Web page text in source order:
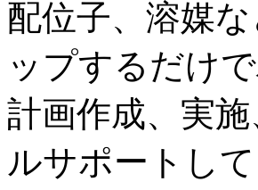
配位子、溶媒
ップするだけ
計画作成、実
ルサポートし